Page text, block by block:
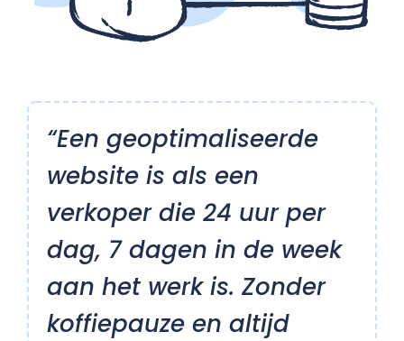
“Een geoptimaliseerde
website is als een
verkoper die 24 uur per
dag, 7 dagen in de week
aan het werk is. Zonder
koffiepauze en altijd